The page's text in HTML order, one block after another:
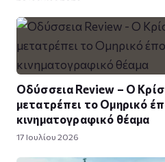
Οδύσσεια Review – Ο
μετατρέπει το Ομηρικό
κινηματογραφικό θέαμα
17 Ιουλίου 2026